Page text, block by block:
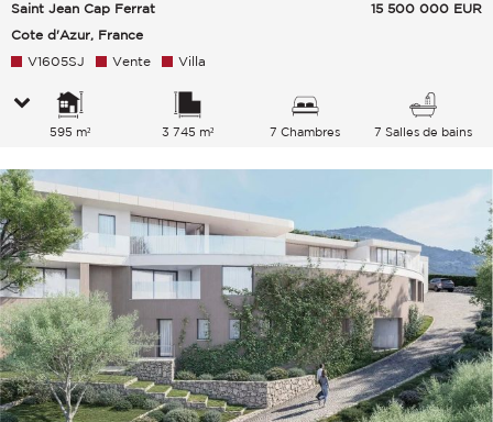
Saint Jean Cap Ferrat
Cote d'Azur, France
15 500 000 EUR
V1605SJ Vente Villa
595 m² 3 745 m² 7 Chambres 7 Salles de bains